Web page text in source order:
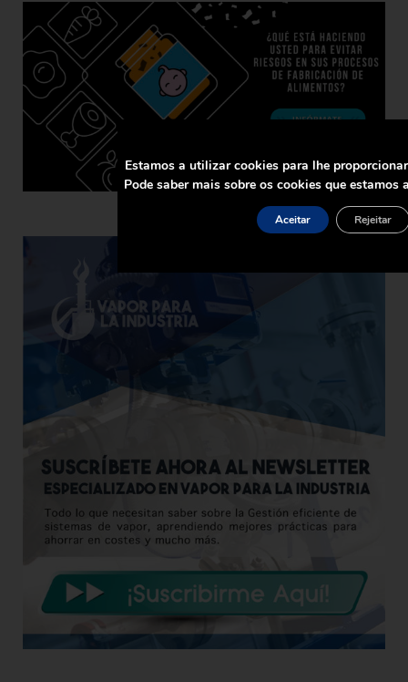
Estamos a utilizar cookies para lhe
Pode saber mais sobre os cookies que
Aceitar Rejeitar